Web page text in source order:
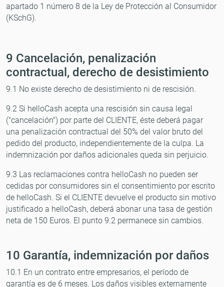
apartado 1 número 8 de la Ley de Protección al Consumidor
(KSchG).
9 Cancelación, penalización
contractual, derecho de desistimiento
9.1 No existe derecho de desistimiento ni de rescisión.
9.2 Si helloCash acepta una rescisión sin causa legal
("cancelación") por parte del CLIENTE, éste deberá pagar
una penalización contractual del 50% del valor bruto del
pedido del producto, independientemente de la culpa. La
indemnización por daños adicionales queda sin perjuicio.
9.3 Las reclamaciones contra helloCash no pueden ser
cedidas por consumidores sin el consentimiento por escrito
de helloCash. Si el CLIENTE devuelve el producto sin motivo
justificado a helloCash, deberá abonar una tasa de gestión
neta de 150 Euros. El punto 9.2 permanece sin cambios.
10 Garantía, indemnización por daños
10.1 En un contrato entre empresarios, el período de
garantía es de 6 meses. Los daños visibles externamente